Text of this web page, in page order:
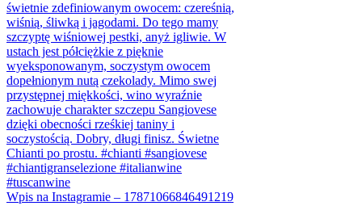
Wpis na Instagramie – 17871066846491219